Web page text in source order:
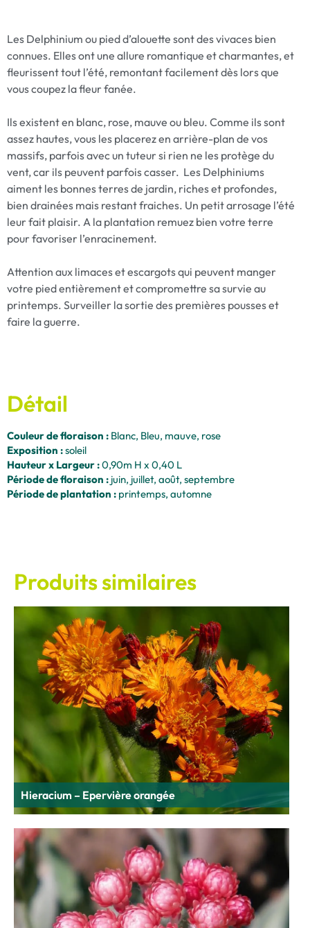
Les Delphinium ou pied d’alouette sont des vivaces bien
connues. Elles ont une allure romantique et charmantes, et
fleurissent tout l’été, remontant facilement dès lors que
vous coupez la fleur fanée.
Ils existent en blanc, rose, mauve ou bleu. Comme ils sont
assez hautes, vous les placerez en arrière-plan de vos
massifs, parfois avec un tuteur si rien ne les protège du
vent, car ils peuvent parfois casser. Les Delphiniums
aiment les bonnes terres de jardin, riches et profondes,
bien drainées mais restant fraiches. Un petit arrosage l’été
leur fait plaisir. A la plantation remuez bien votre terre
pour favoriser l’enracinement.
Attention aux limaces et escargots qui peuvent manger
votre pied entièrement et compromettre sa survie au
printemps. Surveiller la sortie des premières pousses et
faire la guerre.
Détail
Couleur de floraison : Blanc, Bleu, mauve, rose
Exposition :soleil
Hauteur x Largeur :0,90m H x 0,40 L
Période de floraison : juin, juillet, août, septembre
Période de plantation : printemps, automne
Produits similaires
Hieracium – Epervière orangée